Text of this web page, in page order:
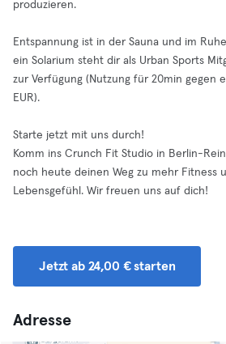
produzieren.
Entspannung ist in der Sauna und im
ein Solarium steht dir als Urban Sports
zur Verfügung (Nutzung für 20min gegen
EUR).
Starte jetzt mit uns durch!
Komm ins Crunch Fit Studio in Berlin-
noch heute deinen Weg zu mehr Fitness
Lebensgefühl. Wir freuen uns auf dich!
Jetzt ab 24,00 € starten
Adresse